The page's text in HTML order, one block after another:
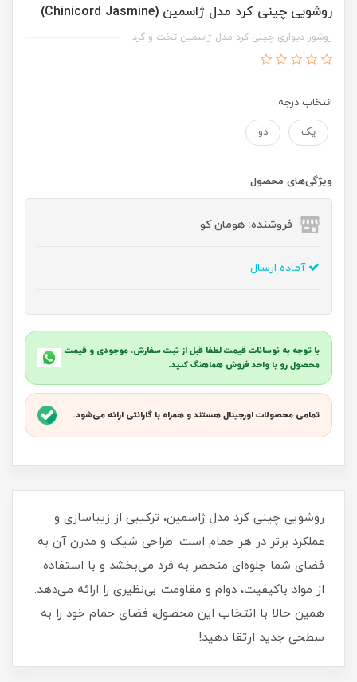
روشویی چینی کرد مدل ژاسمین (Chinicord Jasmine)
روشور دیواری چینی کرد مدل ژاسمین تخت و گرد
انتخاب درجه:
یک دو
ویژگی‌های محصول
فروشنده: هومان کو
آماده ارسال
با توجه به نوسانات قیمت لطفا قبل از ثبت سفارش، موجودی و قیمت
محصول رو با واحد فروش هماهنگ کنید.
تمامی محصولات اورجینال هستند و همراه با گارانتی ارائه می‌شود.
روشویی چینی کرد مدل ژاسمین، ترکیبی از زیبا‌سازی و
عملکرد برتر در هر حمام است. طراحی شیک و مدرن آن به
فضای شما جلوه‌ای منحصر به فرد می‌بخشد و با استفاده
از مواد باکیفیت، دوام و مقاومت بی‌نظیری را ارائه می‌دهد.
همین حالا با انتخاب این محصول، فضای حمام خود را به
سطحی جدید ارتقا دهید!